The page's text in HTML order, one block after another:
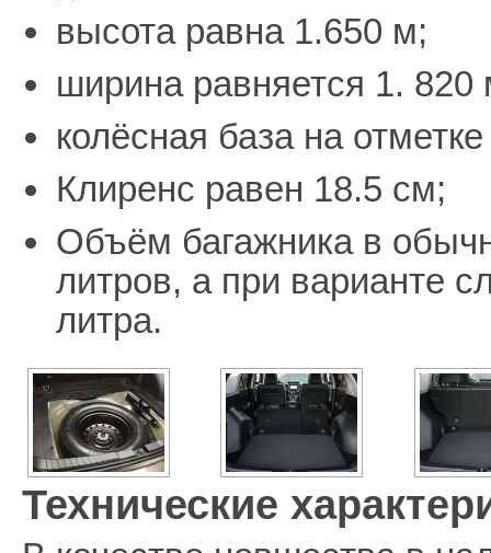
высота равна 1.650 м;
ширина равняется 1. 820
колёсная база на
Клиренс равен 18.5 см;
Объём багажника в
литров, а при варианте
литра.
Технические